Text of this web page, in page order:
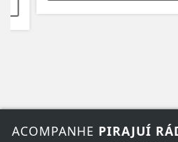
ACOMPANHEPIRAJUÍ
REDES